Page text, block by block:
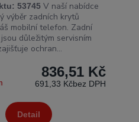
53745 V naší nabídce
výběr zadních krytů
mobilní telefon. Zadní
důležitým servisním
ochran...
836,51 Kč
691,33 Kčbez DPH
Detail